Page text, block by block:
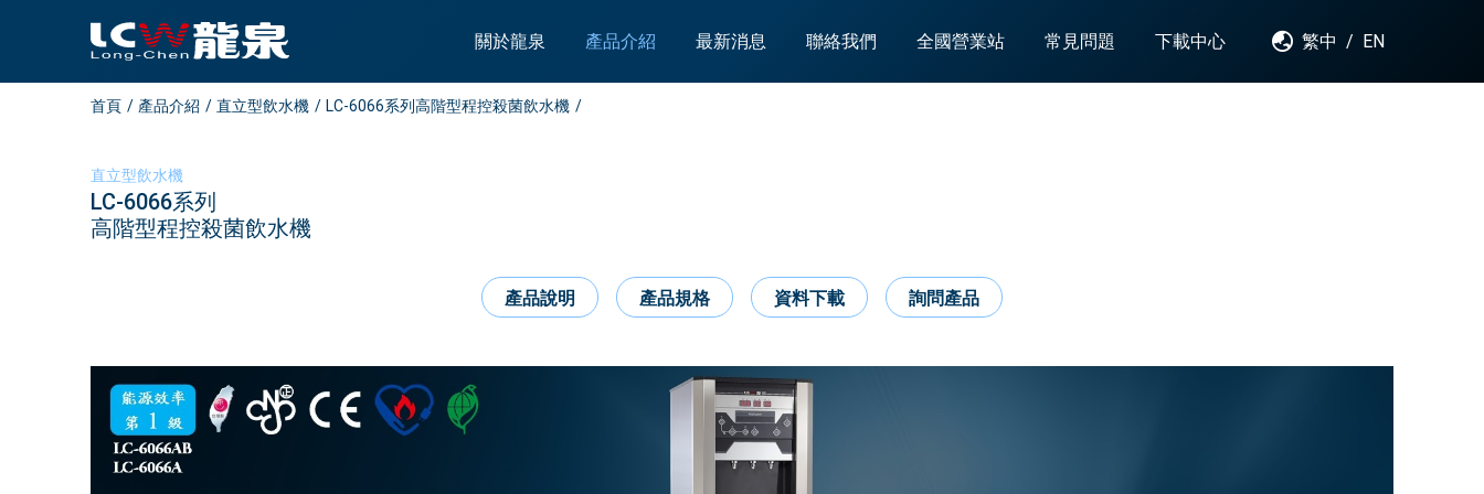
關於龍泉 產品介紹 最新消息 聯絡我們 全國營業站 常見問題 下載中心 繁中 / EN
首頁 產品介紹 直立型飲水機 LC-6066系列高階型程控殺菌飲水機
直立型飲水機
LC-6066系列
高階型程控殺菌飲水機
產品說明 產品規格 資料下載 詢問產品